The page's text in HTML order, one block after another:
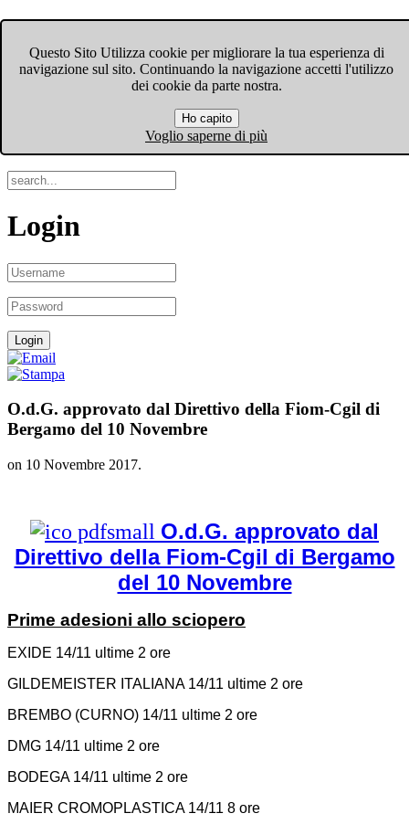
Questo Sito Utilizza cookie per migliorare la tua esperienza di
navigazione sul sito. Continuando la navigazione accetti l'utilizzo
dei cookie da parte nostra.
Ho capito
Voglio saperne di più
Menu
Login
O.d.G. approvato dal Direttivo della Fiom-Cgil di
Bergamo del 10 Novembre
on 10 Novembre 2017.
O.d.G. approvato dal
Direttivo della Fiom-Cgil di Bergamo
del 10 Novembre
Prime adesioni allo sciopero
EXIDE 14/11 ultime 2 ore
GILDEMEISTER ITALIANA 14/11 ultime 2 ore
BREMBO (CURNO) 14/11 ultime 2 ore
DMG 14/11 ultime 2 ore
BODEGA 14/11 ultime 2 ore
MAIER CROMOPLASTICA 14/11 8 ore